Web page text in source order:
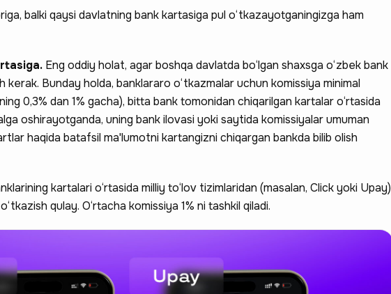
balki qaysi davlatning bank kartasiga pul o‘tkazayotganingizga ham
Eng oddiy holat, agar boshqa davlatda bo‘lgan shaxsga o‘zbek bank
kerak. Bunday holda, banklararo o‘tkazmalar uchun komissiya minimal
0,3% dan 1% gacha), bitta bank tomonidan chiqarilgan kartalar o‘rtasida
oshirayotganda, uning bank ilovasi yoki saytida komissiyalar umuman
haqida batafsil ma'lumotni kartangizni chiqargan bankda bilib olish
kartalari o‘rtasida milliy to‘lov tizimlaridan (masalan, Click yoki Upay)
qulay. O‘rtacha komissiya 1% ni tashkil qiladi.